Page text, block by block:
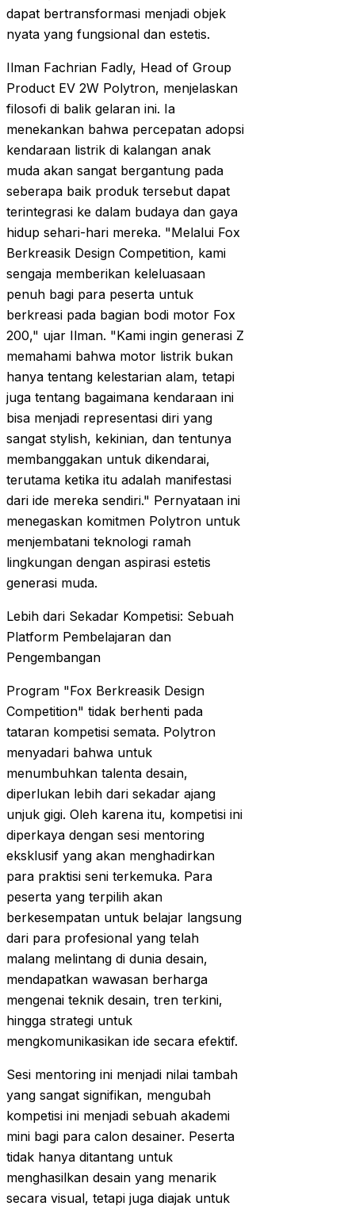
dapat bertransformasi menjadi objek
nyata yang fungsional dan estetis.
Ilman Fachrian Fadly, Head of Group
Product EV 2W Polytron, menjelaskan
filosofi di balik gelaran ini. Ia
menekankan bahwa percepatan adopsi
kendaraan listrik di kalangan anak
muda akan sangat bergantung pada
seberapa baik produk tersebut dapat
terintegrasi ke dalam budaya dan gaya
hidup sehari-hari mereka. "Melalui Fox
Berkreasik Design Competition, kami
sengaja memberikan keleluasaan
penuh bagi para peserta untuk
berkreasi pada bagian bodi motor Fox
200," ujar Ilman. "Kami ingin generasi Z
memahami bahwa motor listrik bukan
hanya tentang kelestarian alam, tetapi
juga tentang bagaimana kendaraan ini
bisa menjadi representasi diri yang
sangat stylish, kekinian, dan tentunya
membanggakan untuk dikendarai,
terutama ketika itu adalah manifestasi
dari ide mereka sendiri." Pernyataan ini
menegaskan komitmen Polytron untuk
menjembatani teknologi ramah
lingkungan dengan aspirasi estetis
generasi muda.
Lebih dari Sekadar Kompetisi: Sebuah
Platform Pembelajaran dan
Pengembangan
Program "Fox Berkreasik Design
Competition" tidak berhenti pada
tataran kompetisi semata. Polytron
menyadari bahwa untuk
menumbuhkan talenta desain,
diperlukan lebih dari sekadar ajang
unjuk gigi. Oleh karena itu, kompetisi ini
diperkaya dengan sesi mentoring
eksklusif yang akan menghadirkan
para praktisi seni terkemuka. Para
peserta yang terpilih akan
berkesempatan untuk belajar langsung
dari para profesional yang telah
malang melintang di dunia desain,
mendapatkan wawasan berharga
mengenai teknik desain, tren terkini,
hingga strategi untuk
mengkomunikasikan ide secara efektif.
Sesi mentoring ini menjadi nilai tambah
yang sangat signifikan, mengubah
kompetisi ini menjadi sebuah akademi
mini bagi para calon desainer. Peserta
tidak hanya ditantang untuk
menghasilkan desain yang menarik
secara visual, tetapi juga diajak untuk